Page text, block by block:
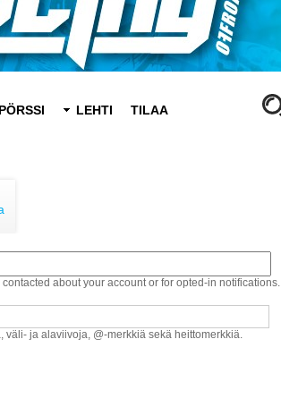
PÖRSSI LEHTI TILAA
about your account or for opted-in notifications.
ja alaviivoja, @-merkkiä sekä heittomerkkiä.